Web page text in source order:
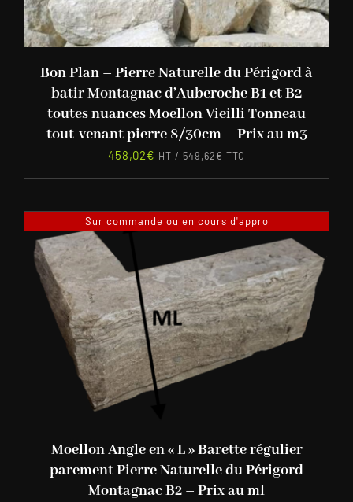
Bon Plan – Pierre Naturelle du Périgord à
batir Montagnac d’Auberoche B1 et B2
toutes nuances Moellon Vieilli Tonneau
tout-venant pierre 8/30cm – Prix au m3
458,02€ HT / 549,62€ TTC
Sur commande ou en cours d'appro
Moellon Angle en « L » Barette régulier
parement Pierre Naturelle du Périgord
Montagnac B2 – Prix au ml